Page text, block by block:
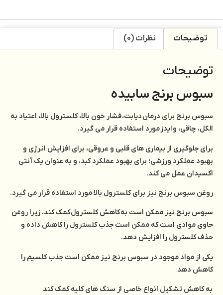
توضیحات نظرات (0)
توضیحات
سبوس برنج سابیده
سبوس برنج برای درمان دیابت، فشار خون بالا، کلسترول بالا، اعتیاد به
الکل، چاقی، و ایدز مورد استفاده قرار می گیرد.
برای جلوگیری از بیماری های قلبی و عروقی، برای افزایش انرژی و
بهبود عملکرد ورزشی؛ برای بهبود عملکرد کبد، و به عنوان یک آنتی
اکسیدان عمل می کند.
روغن سبوس برنج نیز برای کلسترول بالا مورد استفاده قرار می گیرد.
سبوس برنج نیز ممکن است به کاهش کلسترول کمک کند، زیرا روغن
حاوی موادی است که ممکن است جذب کلسترول را کاهش داده و
حذف کلسترول را افزایش دهد.
یکی از مواد موجود در سبوس برنج نیز ممکن است جذب کلسیم را
کاهش دهد
به کاهش تشکیل انواع خاصی از سنگ های کلیه کمک کند